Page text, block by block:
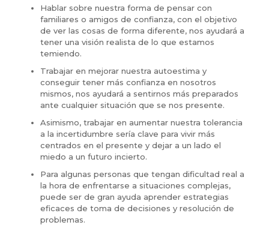
Hablar sobre nuestra forma de pensar con
familiares o amigos de confianza, con el objetivo
de ver las cosas de forma diferente, nos ayudará a
tener una visión realista de lo que estamos
temiendo.
Trabajar en mejorar nuestra autoestima y
conseguir tener más confianza en nosotros
mismos, nos ayudará a sentirnos más preparados
ante cualquier situación que se nos presente.
Asimismo, trabajar en aumentar nuestra tolerancia
a la incertidumbre sería clave para vivir más
centrados en el presente y dejar a un lado el
miedo a un futuro incierto.
Para algunas personas que tengan dificultad real a
la hora de enfrentarse a situaciones complejas,
puede ser de gran ayuda aprender estrategias
eficaces de toma de decisiones y resolución de
problemas.